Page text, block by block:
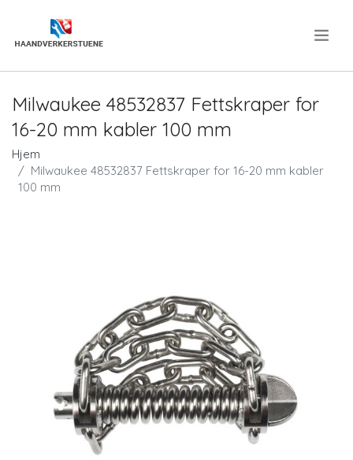
Milwaukee 48532837 Fettskraper for
16-20 mm kabler 100 mm
Hjem
Milwaukee 48532837 Fettskraper for 16-20 mm kabler
100 mm